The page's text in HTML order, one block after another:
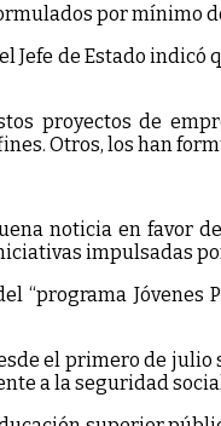
por mínimo
Jefe de Estado
proyectos de
Otros, los han
noticia en favor
impulsadas
“programa
el primero de
a la seguridad